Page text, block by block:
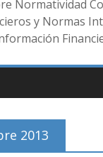
Normatividad
y Normas
2013